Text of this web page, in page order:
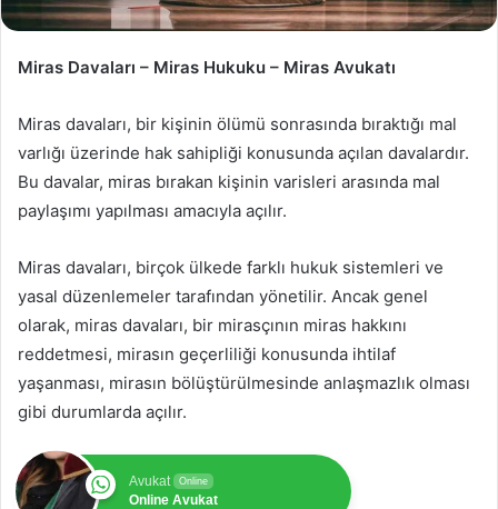
Miras Davaları – Miras Hukuku – Miras Avukatı
Miras davaları, bir kişinin ölümü sonrasında bıraktığı mal
varlığı üzerinde hak sahipliği konusunda açılan davalardır.
Bu davalar, miras bırakan kişinin varisleri arasında mal
paylaşımı yapılması amacıyla açılır.
Miras davaları, birçok ülkede farklı hukuk sistemleri ve
yasal düzenlemeler tarafından yönetilir. Ancak genel
olarak, miras davaları, bir mirasçının miras hakkını
reddetmesi, mirasın geçerliliği konusunda ihtilaf
yaşanması, mirasın bölüştürülmesinde anlaşmazlık olması
gibi durumlarda açılır.
Avukat Online
Online Avukat